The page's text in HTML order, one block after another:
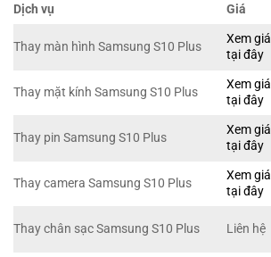
Dịch vụ Giá
Thay màn hình Samsung S10 Plus
Xem giá
tại đây
Thay mặt kính Samsung S10 Plus
Xem giá
tại đây
Thay pin Samsung S10 Plus
Xem giá
tại đây
Thay camera Samsung S10 Plus
Xem giá
tại đây
Thay chân sạc Samsung S10 Plus Liên hệ